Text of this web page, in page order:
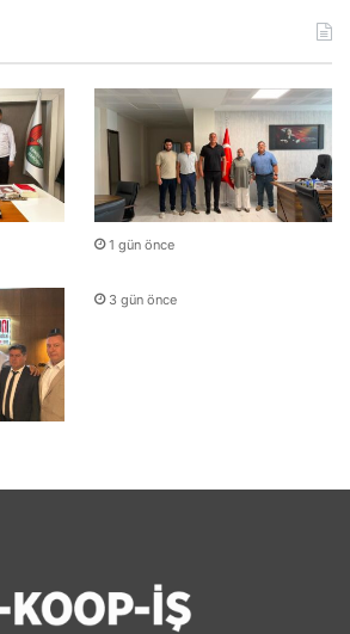
1 gün önce
3 gün önce